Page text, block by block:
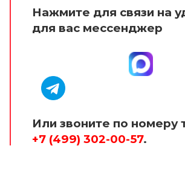
Нажмите для связи на
для вас мессенджер
Или звоните по номеру
+7 (499) 302-00-57.